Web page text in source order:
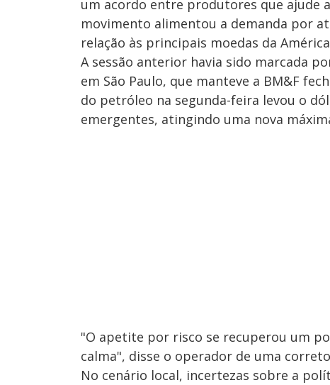
um acordo entre produtores que ajude
movimento alimentou a demanda por
relação às principais moedas da
A sessão anterior havia sido marcada
em São Paulo, que manteve a BM&F
do petróleo na segunda-feira levou o
emergentes, atingindo uma nova
"O apetite por risco se recuperou um
calma", disse o operador de uma
No cenário local, incertezas sobre a